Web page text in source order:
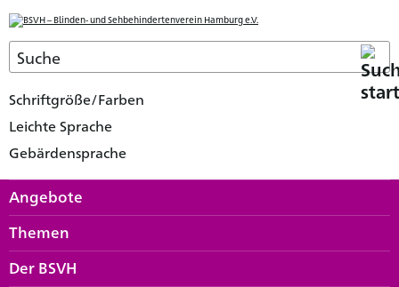
Schriftgröße/Farben
Leichte Sprache
Gebärdensprache
Angebote
Themen
Der BSVH